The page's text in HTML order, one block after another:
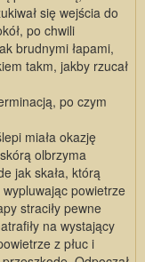
się wejścia do
po chwili
brudnymi łapami,
takm, jakby rzucał
po czym
miała okazję
olbrzyma
jak skała, którą
wypluwając powietrze
straciły pewne
na wystający
z płuc i